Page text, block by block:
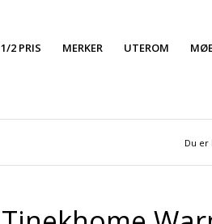
1/2 PRIS MERKER UTEROM
Du er